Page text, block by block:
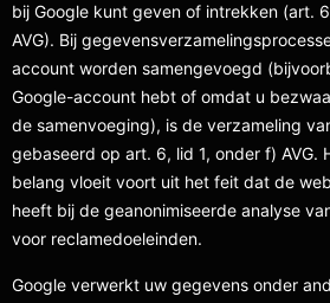
bij Google kunt geven of intrekken (art.
AVG). Bij
account worden samengevoegd
Google-account hebt of omdat u
de samenvoeging), is de verzameling
gebaseerd op art. 6, lid 1, onder f) AVG.
belang vloeit voort uit het feit dat de
heeft bij de geanonimiseerde analyse
voor reclamedoeleinden.
Google verwerkt uw gegevens onder